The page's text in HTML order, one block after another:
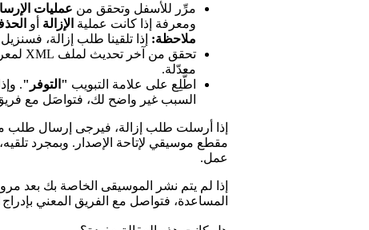
مرِّر للأسفل وتحقق من عمليات
ومعرفة إذا كانت عملية الإزالة أو
ملاحظة: إذا تلقينا طلب إزالة،
تحقق من آخر تحديث لملف XML لمعرفة ما إذا كان يتضمن طلب
معدّلة.
اطَّلِع على علامة التبويب "التوفر".
السبب غير واضح لك، فتواصَل مع
إذا أرسلت طلب إزالة، فيرجى إرسال
مقطع موسيقي لإتاحة الإصدار. وبمجرد
عمل.
إذا لم يتم نشر الموسيقى الخاصة بك بعد
المساعدة، فتواصل مع الفريق المعني